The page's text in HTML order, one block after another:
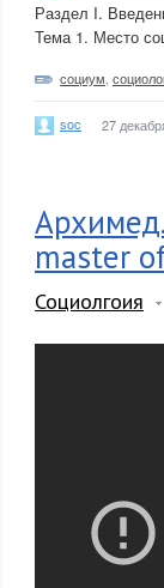
Раздел I.
Тема 1. Место
социум
soc 27
master
Социолгоия